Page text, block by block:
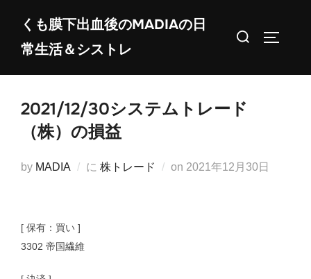
くも膜下出血後のMADIAの日
常生活＆シストレ
検
2021/12/30システムトレード
（株）の損益
by MADIA に 株トレード on 投
2021年12月30日
[ 保有：買い ]
3302 帝国繊維